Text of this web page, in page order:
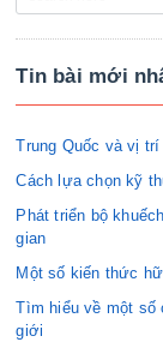
Tin bài mới
Trung Quốc và vị
Cách lựa chọn kỹ
Phát triển bộ
gian
Một số kiến thức
Tìm hiểu về một số
giới